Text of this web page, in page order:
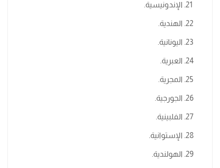
الإندونيسية.
الهندية.
اليونانية.
العبرية.
المجرية.
الجورجية.
الفلبينية.
الإستوانية.
الهولندية.